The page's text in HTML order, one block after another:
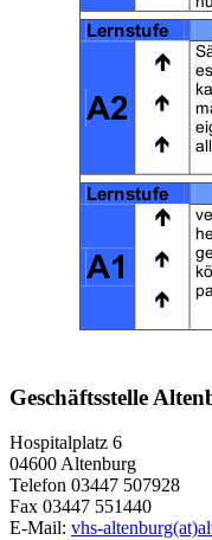
Geschäftsstelle
Hospitalplatz 6
04600 Altenburg
Telefon 03447 507928
Fax 03447 551440
E-Mail: vhs-